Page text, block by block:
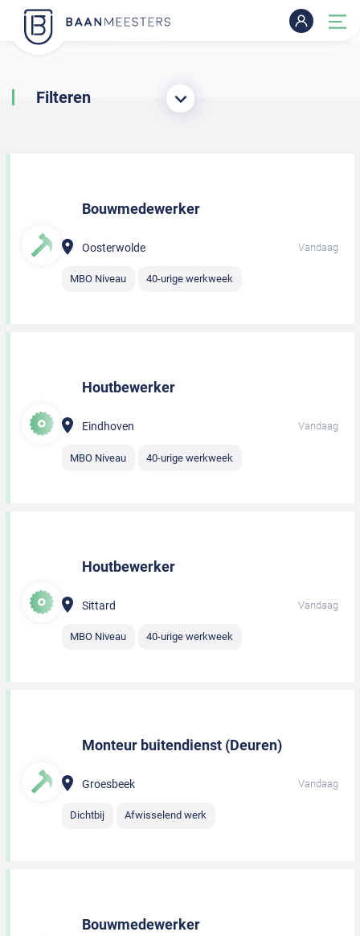
Filteren
Bouwmedewerker
Oosterwolde Vandaag
MBO Niveau 40-urige werkweek
Houtbewerker
Eindhoven Vandaag
MBO Niveau 40-urige werkweek
Houtbewerker
Sittard Vandaag
MBO Niveau 40-urige werkweek
Monteur buitendienst (Deuren)
Groesbeek Vandaag
Dichtbij Afwisselend werk
Bouwmedewerker